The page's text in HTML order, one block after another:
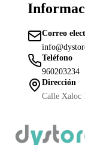
Correo
Teléfono
960203234
Dirección
Calle Xaloc
Política de
Política de
Términos